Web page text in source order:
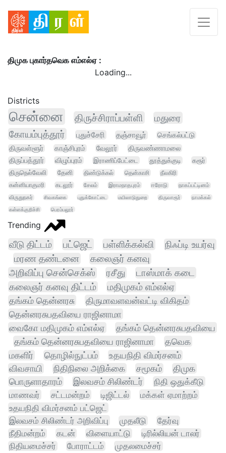
திமுக புகார்தவெக எம்எல்ஏ :
Loading...
Districts
சென்னை திருச்சிராப்பள்ளி
மதுரை
கோயம்புத்தூர்
புதுச்சேரி தஞ்சாவூர்
செங்கல்பட்டு
திருவள்ளூர்
காஞ்சிபுரம் வேலூர்
திருவண்ணாமலை
திருப்பத்தூர்
விழுப்புரம் இராணிப்பேட்டை தூத்துக்குடி
கரூர்
திருநெல்வேலி
தேனி திண்டுக்கல் தென்காசி
நீலகிரி
கன்னியாகுமரி
கடலூர் சேலம் இராமநாதபுரம் ஈரோடு
நாகப்பட்டினம்
விருதுநகர்
சிவகங்கை புதுக்கோட்டை மயிலாடுதுறை திருவாரூர்
நாமக்கல்
கள்ளக்குறிச்சி
பெரம்பலூர்
Trending
வீடு திட்டம் பட்ஜெட் பள்ளிக்கல்வி
நிஃப்டி உயர்வு
மரண தண்டனை
கலைஞர் கனவு
அறிவிப்பு சென்செக்ஸ்
ரசீது டாஸ்மாக் கடை
கலைஞர் கனவு திட்டம்
மதிமுகம் எம்எல்ஏ
தங்கம் தென்னரசு
திருமாவளவன்வட்டி விகிதம்
தென்னரசுபதவியை ராஜினாமா
வைகோ மதிமுகம் எம்எல்ஏ
தங்கம் தென்னரசுபதவியை
தங்கம் தென்னரசுபதவியை ராஜினாமா
தவெக
மகளிர் தொழில்நுட்பம்
உதயநிதி விமர்சனம்
விவசாயி
நிதிநிலை அறிக்கை சமூகம்
திமுக
பொருளாதாரம்
இலவசம் சிலிண்டர்
நிதி ஒதுக்கீடு
மாணவர்
சட்டமன்றம் டிஜிட்டல்
மக்கள் ஏமாற்றம்
உதயநிதி விமர்சனம் பட்ஜெட்
இலவசம் சிலிண்டர் அறிவிப்பு
முதலீடு
தேர்வு
நீதிமன்றம்
கடன் விளையாட்டு
டிரில்லியன் டாலர்
நிதியமைச்சர்
போராட்டம் முதலமைச்சர்